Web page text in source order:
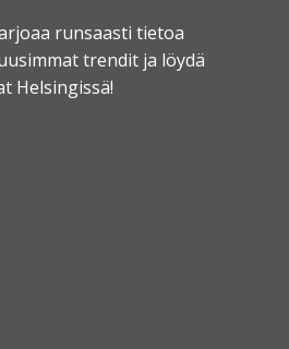
runsaasti tietoa
trendit ja löydä
Helsingissä!